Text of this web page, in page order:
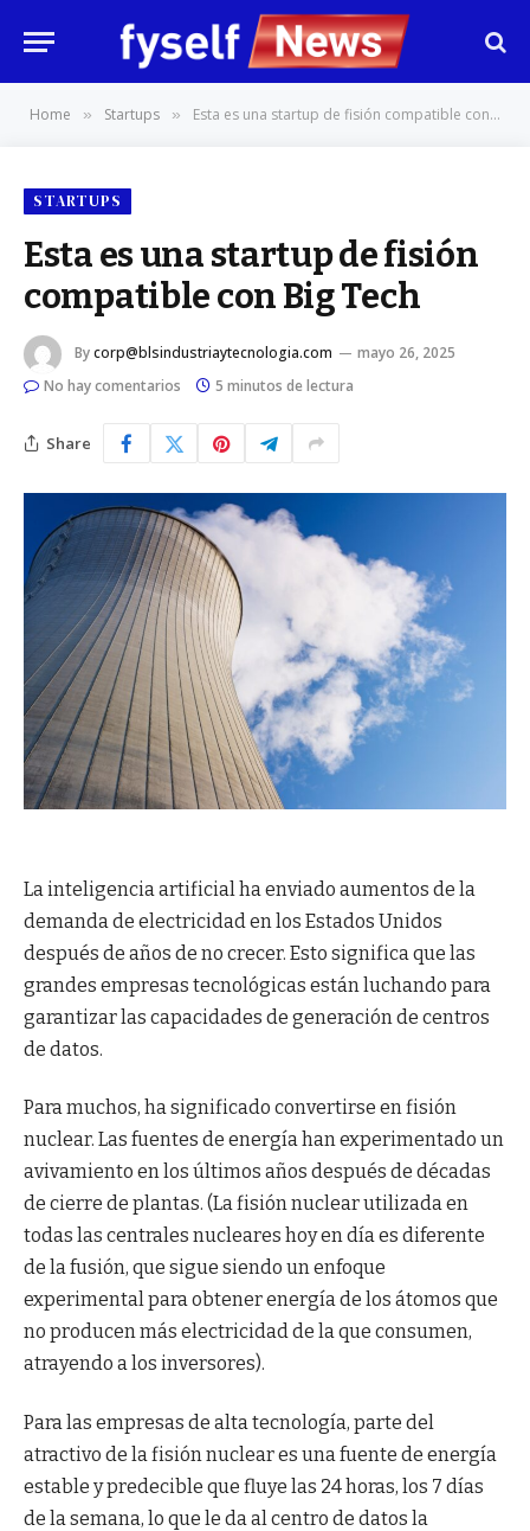
Home » Startups » Esta es una startup de fisión compatible con Big Tech
STARTUPS
Esta es una startup de fisión
compatible con Big Tech
Bycorp@blsindustriaytecnologia.com
mayo 26, 2025
No hay comentarios
5 minutos de lectura
Share
La inteligencia artificial ha enviado aumentos de la
demanda de electricidad en los Estados Unidos
después de años de no crecer. Esto significa que las
grandes empresas tecnológicas están luchando para
garantizar las capacidades de generación de centros
de datos.
Para muchos, ha significado convertirse en fisión
nuclear. Las fuentes de energía han experimentado un
avivamiento en los últimos años después de décadas
de cierre de plantas. (La fisión nuclear utilizada en
todas las centrales nucleares hoy en día es diferente
de la fusión, que sigue siendo un enfoque
experimental para obtener energía de los átomos que
no producen más electricidad de la que consumen,
atrayendo a los inversores).
Para las empresas de alta tecnología, parte del
atractivo de la fisión nuclear es una fuente de energía
estable y predecible que fluye las 24 horas, los 7 días
de la semana, lo que le da al centro de datos la